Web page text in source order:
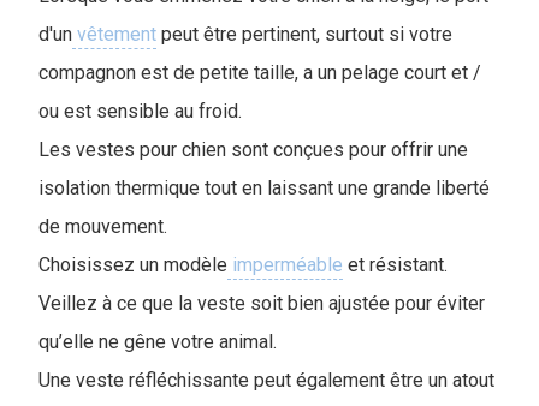
d'un vêtement peut être pertinent, surtout si votre
compagnon est de petite taille, a un pelage court et /
ou est sensible au froid.
Les vestes pour chien sont conçues pour offrir une
isolation thermique tout en laissant une grande liberté
de mouvement.
Choisissez un modèle imperméable et résistant.
Veillez à ce que la veste soit bien ajustée pour éviter
qu’elle ne gêne votre animal.
Une veste réfléchissante peut également être un atout